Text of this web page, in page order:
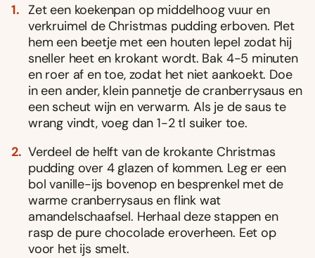
Zet een koekenpan op middelhoog vuur en
verkruimel de Christmas pudding erboven. Plet
hem een beetje met een houten lepel zodat hij
sneller heet en krokant wordt. Bak 4-5 minuten
en roer af en toe, zodat het niet aankoekt. Doe
in een ander, klein pannetje de cranberrysaus en
een scheut wijn en verwarm. Als je de saus te
wrang vindt, voeg dan 1-2 tl suiker toe.
Verdeel de helft van de krokante Christmas
pudding over 4 glazen of kommen. Leg er een
bol vanille-ijs bovenop en besprenkel met de
warme cranberrysaus en flink wat
amandelschaafsel. Herhaal deze stappen en
rasp de pure chocolade eroverheen. Eet op
voor het ijs smelt.